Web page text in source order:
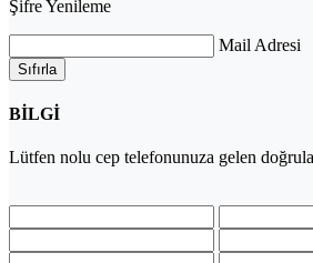
Şifre Yenileme
Mail Adresi
Sıfırla
BİLGİ
Lütfen nolu cep telefonunuza gelen